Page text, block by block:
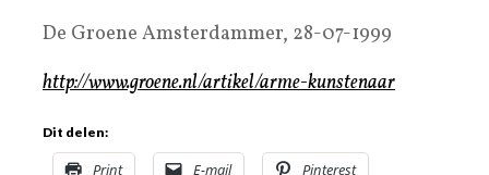
De Groene Amsterdammer, 28-07-1999
http://www.groene.nl/artikel/arme-kunstenaar
Dit delen:
Print E-mail Pinterest